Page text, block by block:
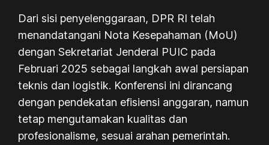
Dari sisi penyelenggaraan, DPR RI telah
menandatangani Nota Kesepahaman (MoU)
dengan Sekretariat Jenderal PUIC pada
Februari 2025 sebagai langkah awal persiapan
teknis dan logistik. Konferensi ini dirancang
dengan pendekatan efisiensi anggaran, namun
tetap mengutamakan kualitas dan
profesionalisme, sesuai arahan pemerintah.